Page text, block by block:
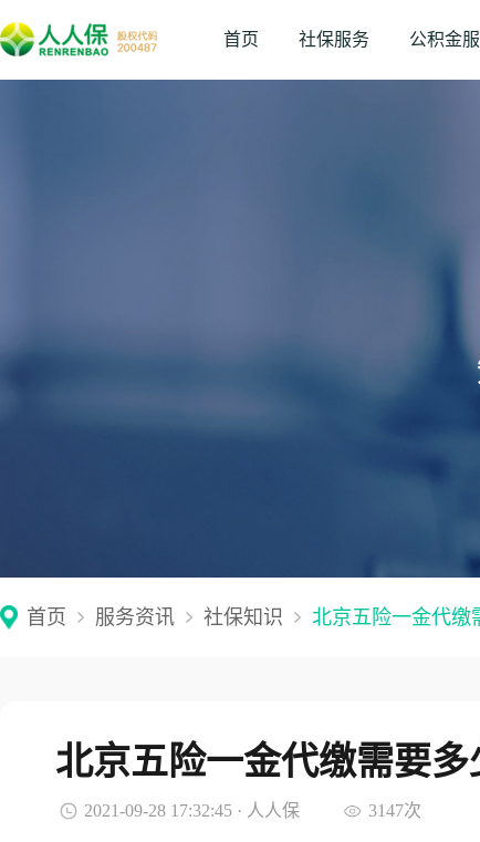
首页 社保服务 公积金
首页 服务资讯 社保知识 北京五险一金代缴
北京五险一金代缴需要多
2021-09-28 17:32:45 · 人人保 3147次